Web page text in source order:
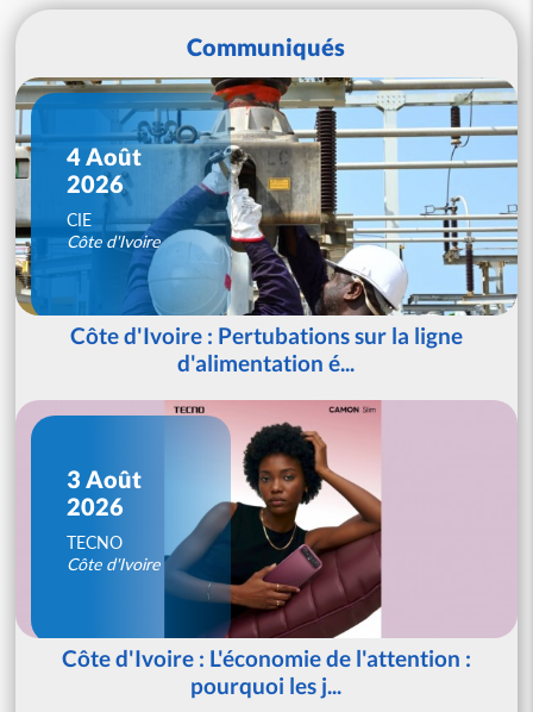
Communiqués
4 Août
2026
CIE
Côte d'Ivoire
Côte d'Ivoire : Pertubations sur la ligne
d'alimentation é...
3 Août
2026
TECNO
Côte d'Ivoire
Côte d'Ivoire : L'économie de l'attention :
pourquoi les j...